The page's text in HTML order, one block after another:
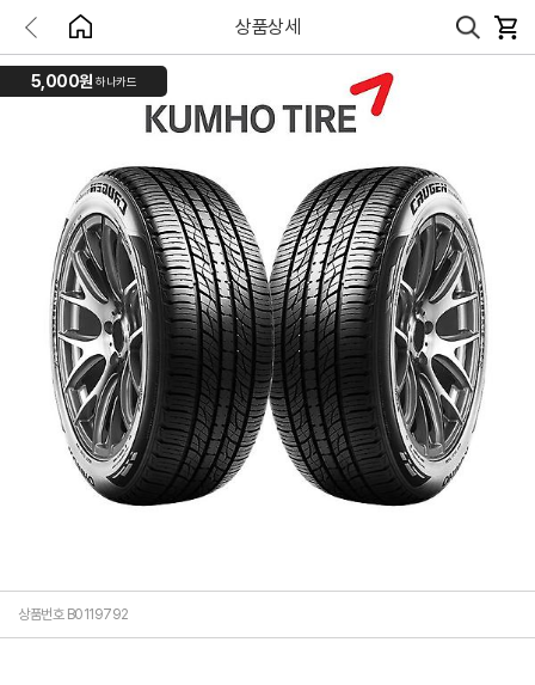
상품상세
5,000원 하나카드
상품번호 B0119792